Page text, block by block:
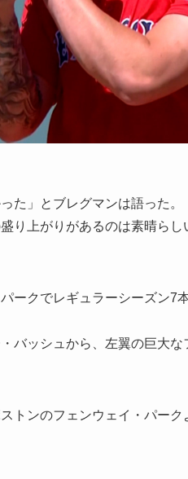
た」とブレグマンは語った。
り上がりがあるのは素晴ら
ークでレギュラーシーズン7
バッシュから、左翼の巨大
トンのフェンウェイ・パー